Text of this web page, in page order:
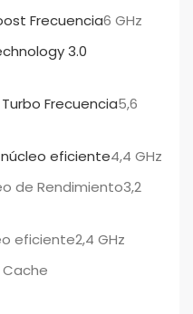
Frecuencia6 GHz
3.0
Frecuencia5,6
eficiente4,4 GHz
de Rendimiento3,2
eficiente2,4 GHz
Cache